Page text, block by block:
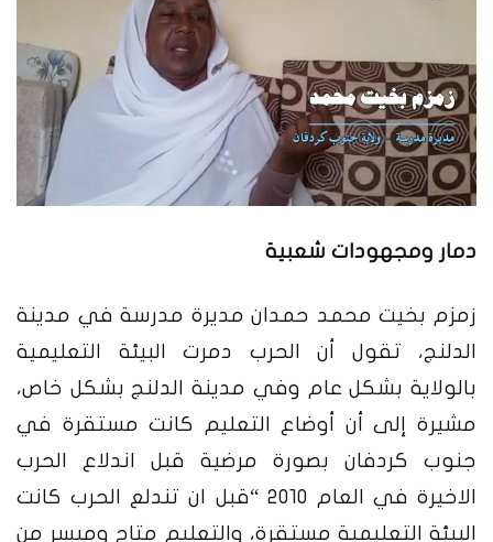
دمار ومجهودات شعبية
زمزم بخيت محمد حمدان مديرة مدرسة في مدينة
الدلنج، تقول أن الحرب دمرت البيئة التعليمية
بالولاية بشكل عام وفي مدينة الدلنج بشكل خاص،
مشيرة إلى أن أوضاع التعليم كانت مستقرة في
جنوب كردفان بصورة مرضية قبل اندلاع الحرب
الاخيرة في العام 2010 “قبل ان تندلع الحرب كانت
البيئة التعليمية مستقرة، والتعليم متاح وميسر من